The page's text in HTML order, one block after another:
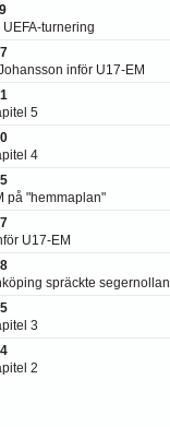
turnering
inför U17-EM
5
4
på "hemmaplan"
U17-EM
spräckte segernollan
3
2